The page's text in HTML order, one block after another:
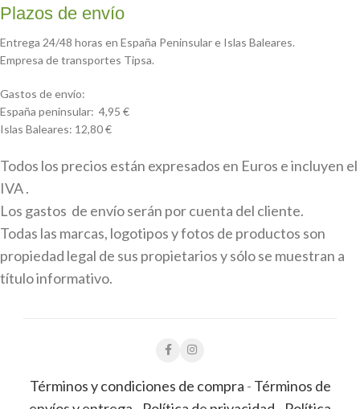
Plazos de envío
Entrega 24/48 horas en España Peninsular e Islas Baleares.
Empresa de transportes Tipsa.
Gastos de envío:
España peninsular: 4,95 €
Islas Baleares: 12,80 €
Todos los precios están expresados en Euros e incluyen el
IVA .
Los gastos de envío serán por cuenta del cliente.
Todas las marcas, logotipos y fotos de productos son
propiedad legal de sus propietarios y sólo se muestran a
título informativo.
Términos y condiciones de compra - Términos de